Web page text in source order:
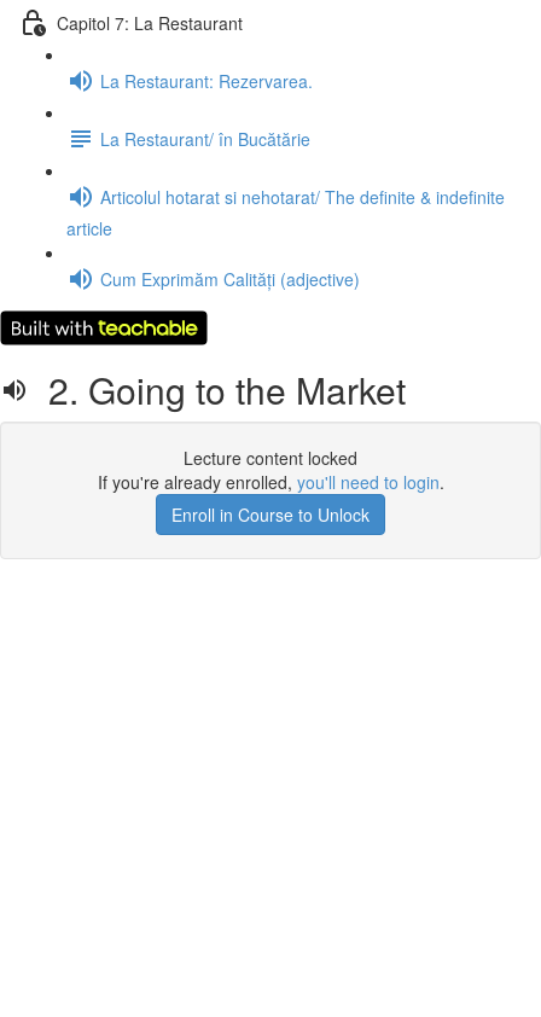
Capitol 7: La Restaurant
La Restaurant: Rezervarea.
La Restaurant/ în Bucătărie
Articolul hotarat si nehotarat/ The definite & indefinite
article
Cum Exprimăm Calități (adjective)
2. Going to the Market
Lecture content locked
If you're already enrolled, you'll need to login.
Enroll in Course to Unlock